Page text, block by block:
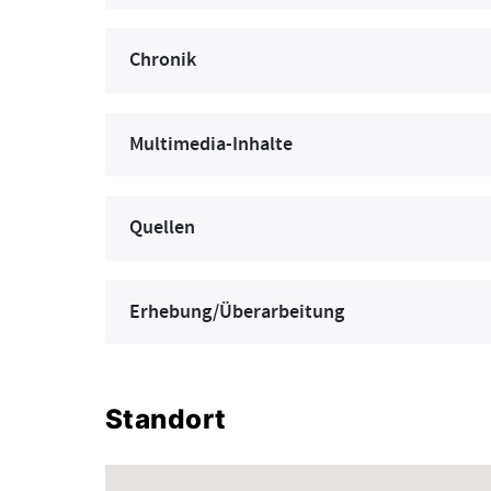
Chronik
Multimedia-Inhalte
Quellen
Erhebung/Überarbeitung
Standort